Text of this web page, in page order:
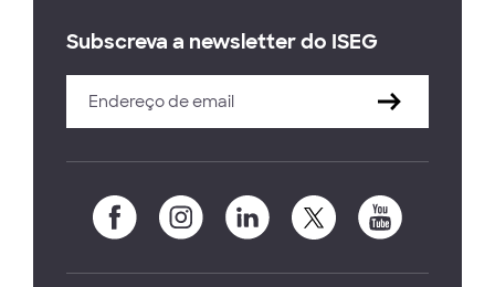
Subscreva a newsletter do ISEG